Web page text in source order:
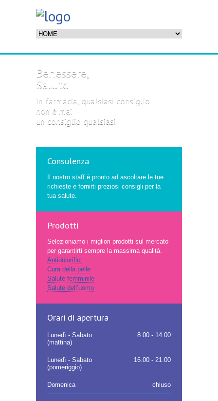
Benessere,
Salute
In farmacia, qualsiasi consiglio
non è mai
un consiglio qualsiasi
Consulenza
Il nostro staff è pronto ad ascoltare le tue
richieste e fornirti preziosi consigli per la
tua salute.
Prodotti
Selezioniamo i migliori prodotti sul mercato
per garantirti sempre la massima qualità.
Antidolorifici
Cura della pelle
Salute femminile
Salute dell’uomo
Orari di apertura
Lunedì - Sabato
(mattina)
8.00 - 14.00
Lunedì - Sabato
(pomeriggio)
16.00 - 21.00
Domenica chiuso